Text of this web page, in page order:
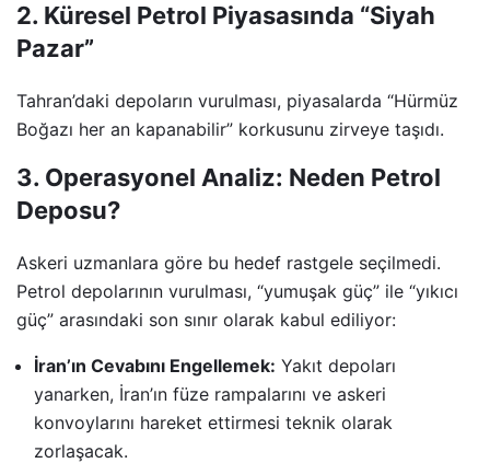
2. Küresel Petrol Piyasasında “Siyah
Pazar”
Tahran’daki depoların vurulması, piyasalarda “Hürmüz
Boğazı her an kapanabilir” korkusunu zirveye taşıdı.
3. Operasyonel Analiz: Neden Petrol
Deposu?
Askeri uzmanlara göre bu hedef rastgele seçilmedi.
Petrol depolarının vurulması, “yumuşak güç” ile “yıkıcı
güç” arasındaki son sınır olarak kabul ediliyor:
İran’ın Cevabını Engellemek: Yakıt depoları
yanarken, İran’ın füze rampalarını ve askeri
konvoylarını hareket ettirmesi teknik olarak
zorlaşacak.